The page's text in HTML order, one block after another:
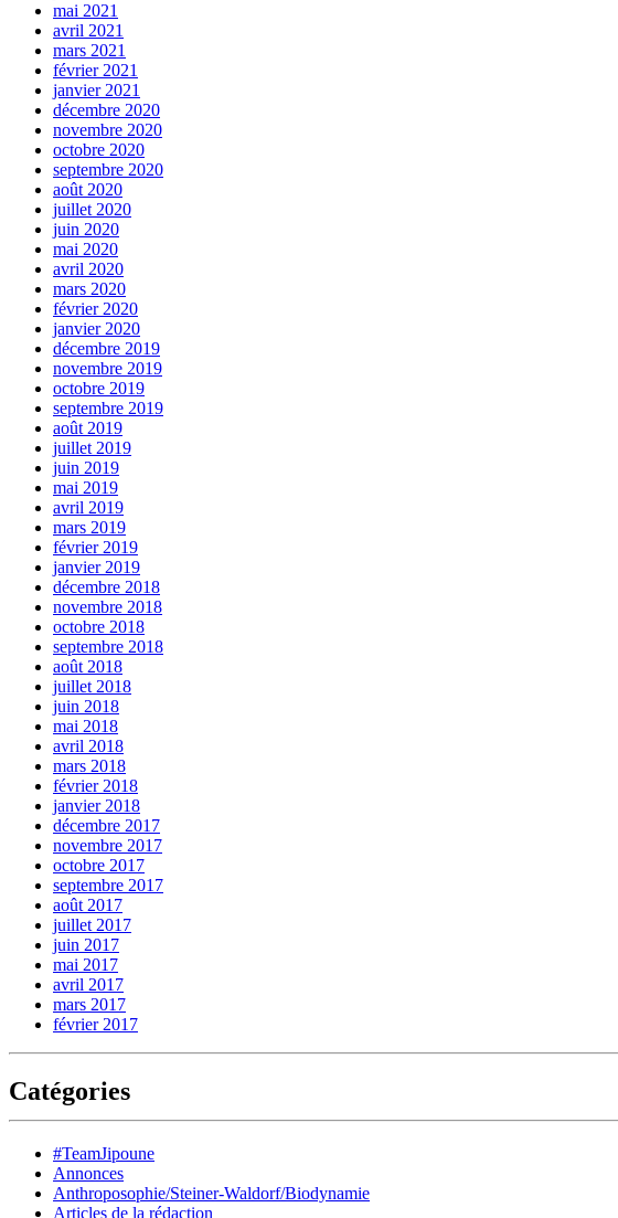
mai 2021
avril 2021
mars 2021
février 2021
janvier 2021
décembre 2020
novembre 2020
octobre 2020
septembre 2020
août 2020
juillet 2020
juin 2020
mai 2020
avril 2020
mars 2020
février 2020
janvier 2020
décembre 2019
novembre 2019
octobre 2019
septembre 2019
août 2019
juillet 2019
juin 2019
mai 2019
avril 2019
mars 2019
février 2019
janvier 2019
décembre 2018
novembre 2018
octobre 2018
septembre 2018
août 2018
juillet 2018
juin 2018
mai 2018
avril 2018
mars 2018
février 2018
janvier 2018
décembre 2017
novembre 2017
octobre 2017
septembre 2017
août 2017
juillet 2017
juin 2017
mai 2017
avril 2017
mars 2017
février 2017
Catégories
#TeamJipoune
Annonces
Anthroposophie/Steiner-Waldorf/Biodynamie
Articles de la rédaction